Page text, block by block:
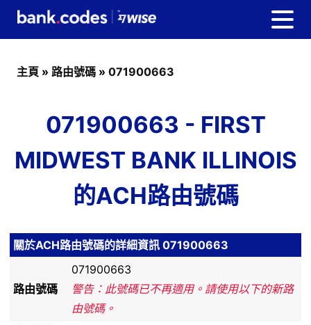
主頁 » 路由號碼 » 071900663
071900663 - FIRST
MIDWEST BANK ILLINOIS
的ACH路由號碼
關於ACH路由號碼的詳細資訊 071900663
路由號碼
071900663
警告：此號碼已不再適用。請使用以下的新路
由號碼。